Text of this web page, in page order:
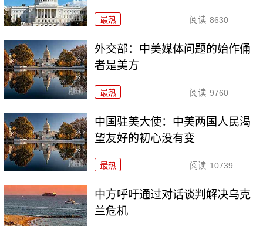
最热 阅读 8630
外交部：中美媒体问题的始作俑
者是美方
最热 阅读 9760
中国驻美大使：中美两国人民渴
望友好的初心没有变
最热 阅读 10739
中方呼吁通过对话谈判解决乌克
兰危机